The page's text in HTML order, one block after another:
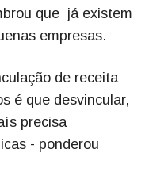
que já existem
empresas.
de receita
é que desvincular,
precisa
- ponderou